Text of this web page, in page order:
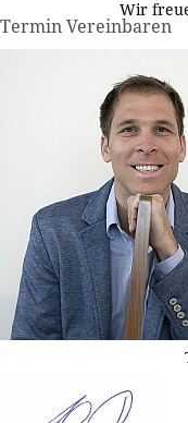
Wir
Termin Vereinbaren